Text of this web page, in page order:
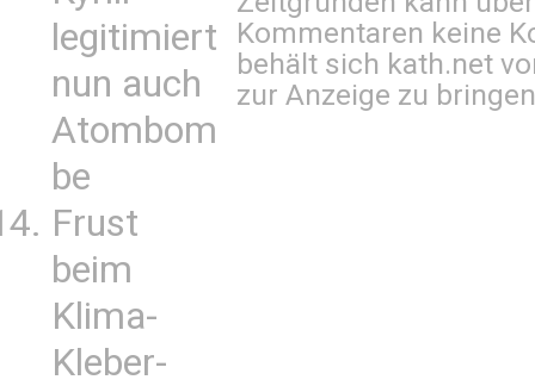
legitimiert
nun auch
Atombom
be
Frust
beim
Klima-
Kleber-
Kommentaren keine
behält sich kath.net
zur Anzeige zu